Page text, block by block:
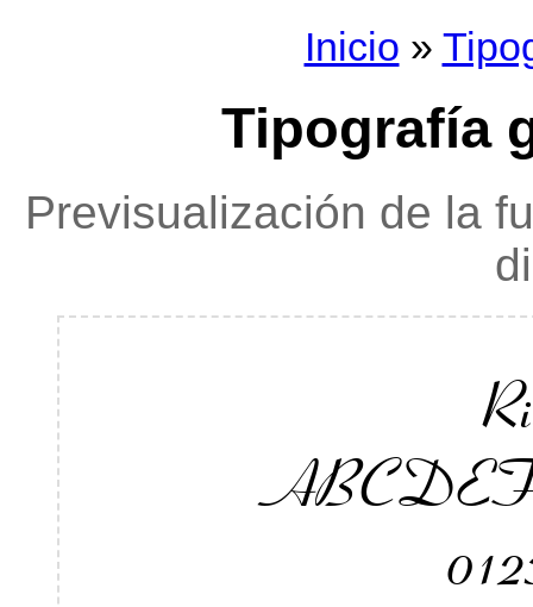
Inicio »
Tipografía
Previsualización de la